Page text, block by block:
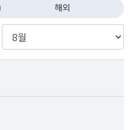
해외